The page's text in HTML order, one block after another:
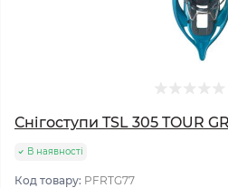
Снігоступи TSL 305 TOUR
В наявності
Код товару: PFRTG77